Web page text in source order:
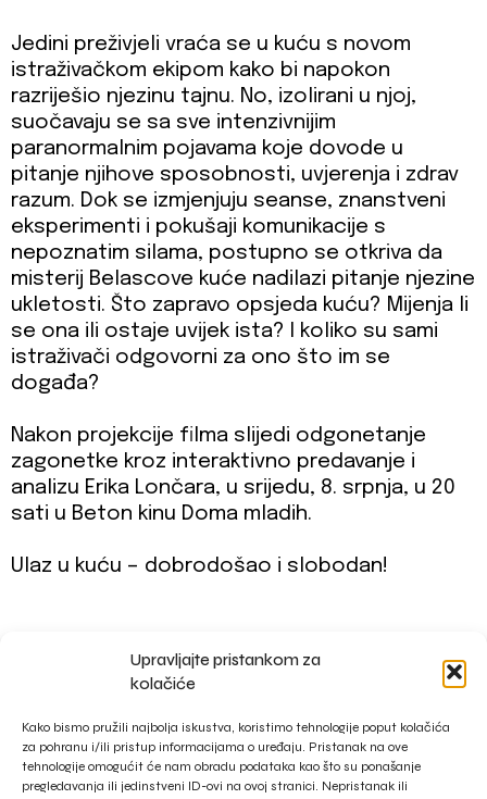
Upravljajte pristankom za
kolačiće
Kako bismo pružili najbolja iskustva, koristimo tehnologije poput kolačića
za pohranu i/ili pristup informacijama o uređaju. Pristanak na ove
tehnologije omogućit će nam obradu podataka kao što su ponašanje
pregledavanja ili jedinstveni ID-ovi na ovoj stranici. Nepristanak ili
Jedini preživjeli vraća se u kuću s novom
istraživačkom ekipom kako bi napokon
razriješio njezinu tajnu. No, izolirani u njoj,
suočavaju se sa sve intenzivnijim
paranormalnim pojavama koje dovode u
pitanje njihove sposobnosti, uvjerenja i zdrav
razum. Dok se izmjenjuju seanse, znanstveni
eksperimenti i pokušaji komunikacije s
nepoznatim silama, postupno se otkriva da
misterij Belascove kuće nadilazi pitanje njezine
ukletosti. Što zapravo opsjeda kuću? Mijenja li
se ona ili ostaje uvijek ista? I koliko su sami
istraživači odgovorni za ono što im se
događa?
Nakon projekcije filma slijedi odgonetanje
zagonetke kroz interaktivno predavanje i
analizu Erika Lončara, u srijedu, 8. srpnja, u 20
sati u Beton kinu Doma mladih.
Ulaz u kuću – dobrodošao i slobodan!
impressum
privacy policy